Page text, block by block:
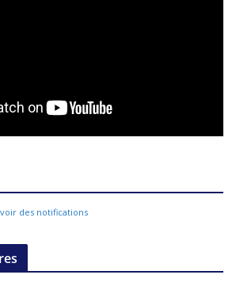
des notifications